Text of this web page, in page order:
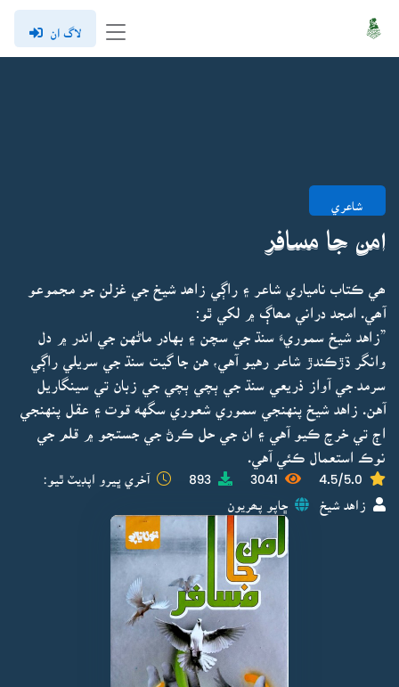
لاگ ان
شاعري
امن جا مسافر
ھي ڪتاب نامياري شاعر ۽ راڳي زاھد شيخ جي غزلن جو مجموعو
آھي. امجد دراني مھاڳ ۾ لکي ٿو:
”زاهد شيخ سموريءَ سنڌ جي سچن ۽ بهادر ماڻهن جي اندر ۾ دل
وانگر ڌڙڪندڙ شاعر رهيو آهي، هن جا گيت سنڌ جي سريلي راڳي
سرمد جي آواز ذريعي سنڌ جي ٻچي ٻچي جي زبان تي سينگاريل
آهن. زاهد شيخ پنهنجي سموري شعوري سگهه قوت ۽ عقل پنهنجي
اڄ تي خرچ ڪيو آهي ۽ ان جي حل ڪرڻ جي جستجو ۾ قلم جي
نوڪ استعمال ڪئي آهي.
4.5/5.0
3041
893 آخري ڀيرو اپڊيٽ ٿيو:
زاهد شيخ ڇاپو پھريون